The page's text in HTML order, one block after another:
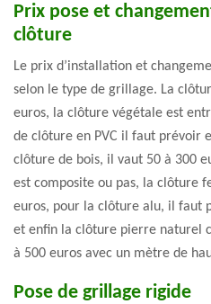
Prix pose et
clôture
Le prix d’installation et
selon le type de grillage. La
euros, la clôture végétale est
de clôture en PVC il faut prévoir
clôture de bois, il vaut 50 à 300
est composite ou pas, la clôture
euros, pour la clôture alu, il faut
et enfin la clôture pierre naturel
à 500 euros avec un mètre de
Pose de grillage rigide